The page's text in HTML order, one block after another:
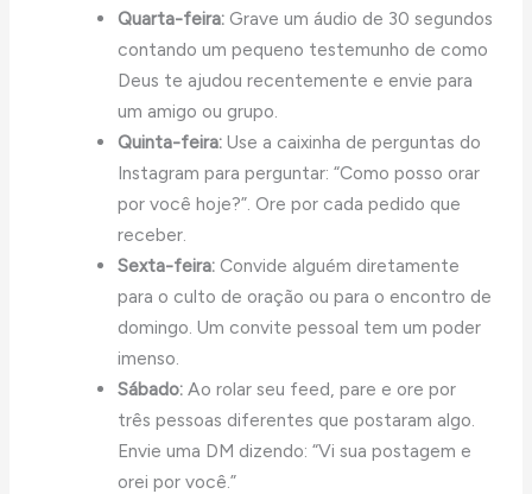
Quarta-feira:Grave um áudio de 30 segundos
contando um pequeno testemunho de como
Deus te ajudou recentemente e envie para
um amigo ou grupo.
Quinta-feira:Use a caixinha de perguntas do
Instagram para perguntar: “Como posso orar
por você hoje?”. Ore por cada pedido que
receber.
Sexta-feira:Convide alguém diretamente
para o culto de oração ou para o encontro de
domingo. Um convite pessoal tem um poder
imenso.
Sábado:Ao rolar seu feed, pare e ore por
três pessoas diferentes que postaram algo.
Envie uma DM dizendo: “Vi sua postagem e
orei por você.”